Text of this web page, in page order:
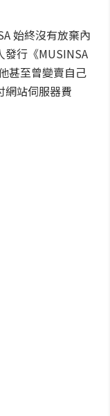
始終沒有放棄內
行《MUSINSA
甚至曾變賣自己
網站伺服器費